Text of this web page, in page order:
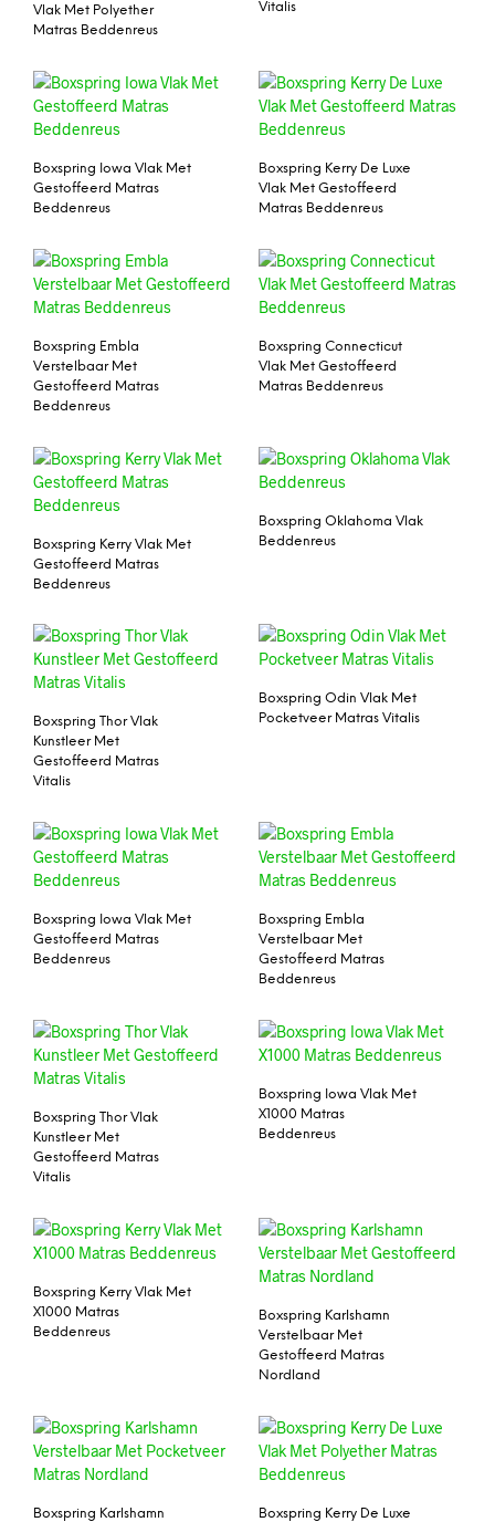
Vlak Met Polyether
Matras Beddenreus
Vitalis
Boxspring Iowa Vlak Met
Gestoffeerd Matras
Beddenreus
Boxspring Kerry De Luxe
Vlak Met Gestoffeerd
Matras Beddenreus
Boxspring Embla
Verstelbaar Met
Gestoffeerd Matras
Beddenreus
Boxspring Connecticut
Vlak Met Gestoffeerd
Matras Beddenreus
Boxspring Kerry Vlak Met
Gestoffeerd Matras
Beddenreus
Boxspring Oklahoma Vlak
Beddenreus
Boxspring Thor Vlak
Kunstleer Met
Gestoffeerd Matras
Vitalis
Boxspring Odin Vlak Met
Pocketveer Matras Vitalis
Boxspring Iowa Vlak Met
Gestoffeerd Matras
Beddenreus
Boxspring Embla
Verstelbaar Met
Gestoffeerd Matras
Beddenreus
Boxspring Thor Vlak
Kunstleer Met
Gestoffeerd Matras
Vitalis
Boxspring Iowa Vlak Met
X1000 Matras
Beddenreus
Boxspring Kerry Vlak Met
X1000 Matras
Beddenreus
Boxspring Karlshamn
Verstelbaar Met
Gestoffeerd Matras
Nordland
Boxspring Karlshamn
Boxspring Kerry De Luxe